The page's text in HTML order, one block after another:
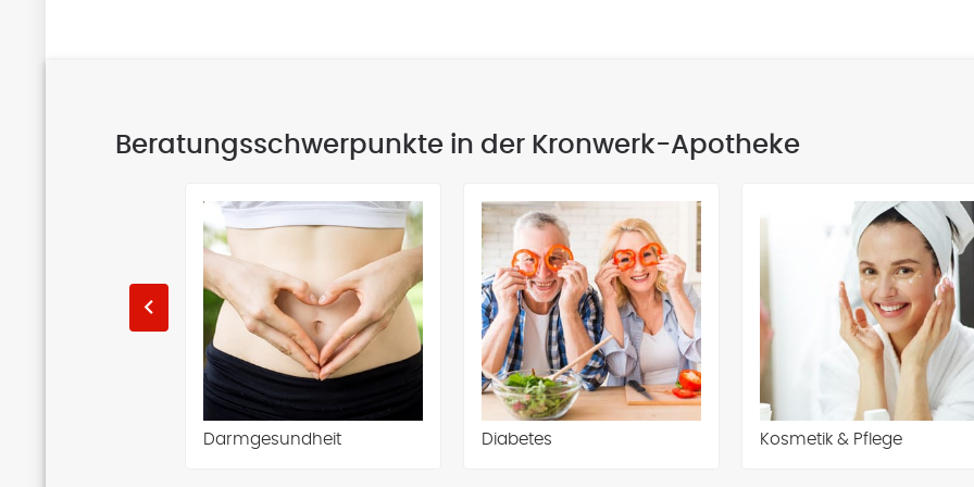
Beratungsschwerpunkte in der Kronwerk-Apotheke
keyboard_arrow_left
Darmgesundheit Diabetes Kosmetik & Pflege